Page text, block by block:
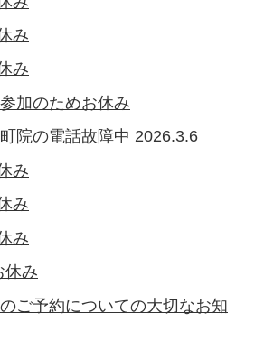
み
み
加のためお休み
町院の電話故障中 2026.3.6
み
み
み
休み
のご予約についての大切なお知